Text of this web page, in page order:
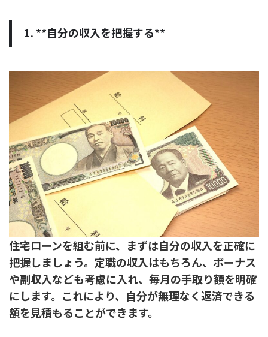
1. **自分の収入を把握する**
住宅ローンを組む前に、まずは自分の収入を正確に
把握しましょう。定職の収入はもちろん、ボーナス
や副収入なども考慮に入れ、毎月の手取り額を明確
にします。これにより、自分が無理なく返済できる
額を見積もることができます。